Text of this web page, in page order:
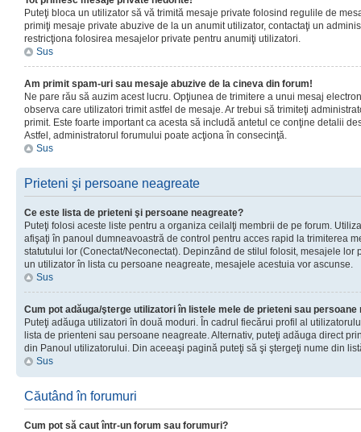
Puteţi bloca un utilizator să vă trimită mesaje private folosind regulile de
primiţi mesaje private abuzive de la un anumit utilizator, contactaţi un
restricţiona folosirea mesajelor private pentru anumiţi utilizatori.
Sus
Am primit spam-uri sau mesaje abuzive de la cineva din forum!
Ne pare rău să auzim acest lucru. Opţiunea de trimitere a unui mesaj
observa care utilizatori trimit astfel de mesaje. Ar trebui să trimiteţi
primit. Este foarte important ca acesta să includă antetul ce conţine detalii
Astfel, administratorul forumului poate acţiona în consecinţă.
Sus
Prieteni şi persoane neagreate
Ce este lista de prieteni şi persoane neagreate?
Puteţi folosi aceste liste pentru a organiza ceilalţi membrii de pe forum.
afişaţi în panoul dumneavoastră de control pentru acces rapid la trimiterea
statutului lor (Conectat/Neconectat). Depinzând de stilul folosit, mesajele lor
un utilizator în lista cu persoane neagreate, mesajele acestuia vor ascunse.
Sus
Cum pot adăuga/şterge utilizatori în listele mele de prieteni sau persoane
Puteţi adăuga utilizatori în două moduri. În cadrul fiecărui profil al
lista de prienteni sau persoane neagreate. Alternativ, puteţi adăuga direct
din Panoul utilizatorului. Din aceeaşi pagină puteţi să şi ştergeţi nume din
Sus
Căutând în forumuri
Cum pot să caut într-un forum sau forumuri?